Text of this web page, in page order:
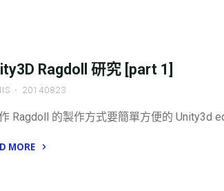
Ragdoll 研究 [part 1]
20140823
Ragdoll 的製作方式要簡單方便的 Unity3d
MORE